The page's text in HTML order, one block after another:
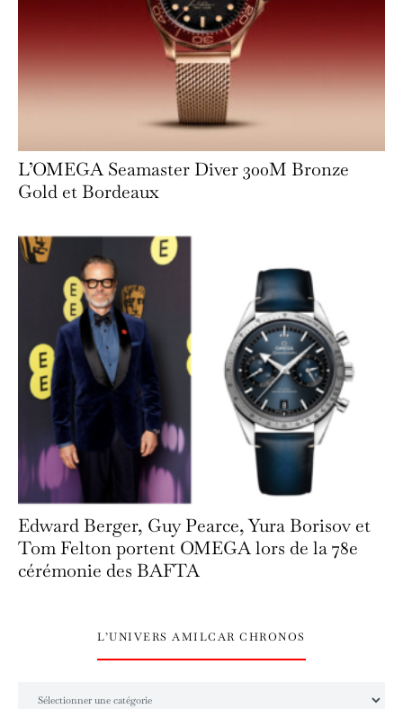
L’OMEGA Seamaster Diver 300M Bronze
Gold et Bordeaux
Edward Berger, Guy Pearce, Yura Borisov et
Tom Felton portent OMEGA lors de la 78e
cérémonie des BAFTA
L’UNIVERS AMILCAR CHRONOS